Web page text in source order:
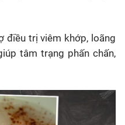
điều trị viêm khớp, loãng
tâm trạng phấn chấn,